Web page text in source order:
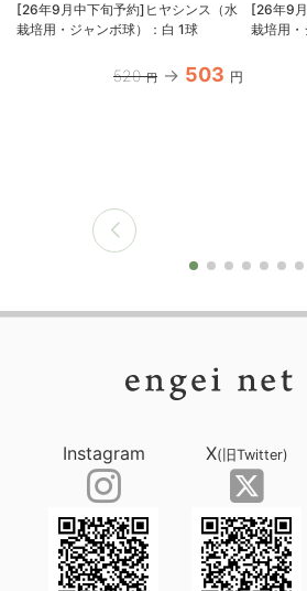
[26年9月中下旬予約]ヒヤシンス（水
栽培用・ジャンボ球）：白 1球
520 円 503 円
[26年9
栽培用・
Instagram X(旧Twitter)